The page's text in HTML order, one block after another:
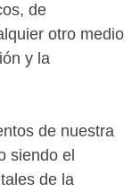
de
otro medio
y la
de nuestra
siendo el
de la